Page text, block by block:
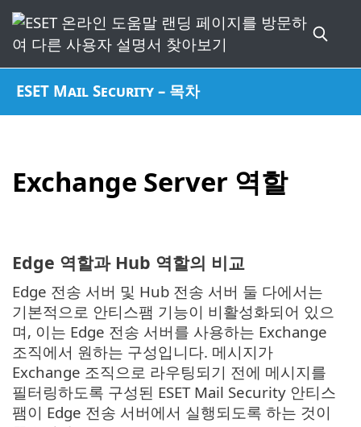
ESET Mail Security – 목차
Exchange Server 역할
Edge 역할과 Hub 역할의 비교
Edge 전송 서버 및 Hub 전송 서버 둘 다에서는
기본적으로 안티스팸 기능이 비활성화되어 있으
며, 이는 Edge 전송 서버를 사용하는 Exchange
조직에서 원하는 구성입니다. 메시지가
Exchange 조직으로 라우팅되기 전에 메시지를
필터링하도록 구성된 ESET Mail Security 안티스
팸이 Edge 전송 서버에서 실행되도록 하는 것이